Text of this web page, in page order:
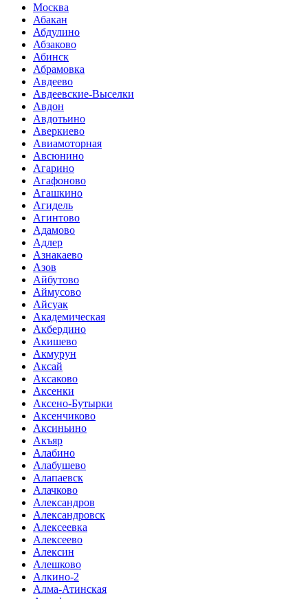
Москва
Абакан
Абдулино
Абзаково
Абинск
Абрамовка
Авдеево
Авдеевские-Выселки
Авдон
Авдотьино
Аверкиево
Авиамоторная
Авсюнино
Агарино
Агафоново
Агашкино
Агидель
Агинтово
Адамово
Адлер
Азнакаево
Азов
Айбутово
Аймусово
Айсуак
Академическая
Акбердино
Акишево
Акмурун
Аксай
Аксаково
Аксенки
Аксено-Бутырки
Аксенчиково
Аксиньино
Акъяр
Алабино
Алабушево
Алапаевск
Алачково
Александров
Александровск
Алексеевка
Алексеево
Алексин
Алешково
Алкино-2
Алма-Атинская